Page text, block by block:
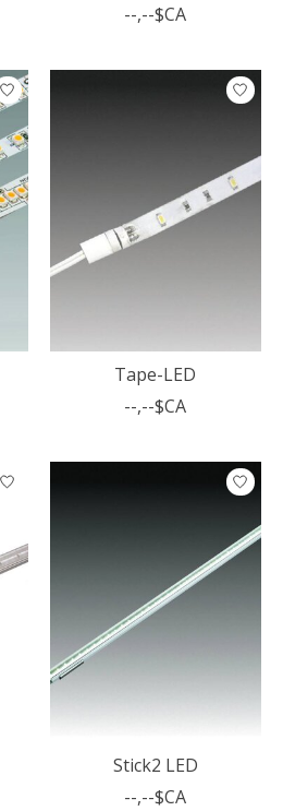
--,--$CA
Tape-LED
--,--$CA
Stick2 LED
--,--$CA